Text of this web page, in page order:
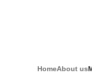
HomeAbout us